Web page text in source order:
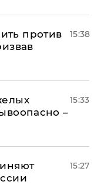
против
15:38
–
15:33
15:27